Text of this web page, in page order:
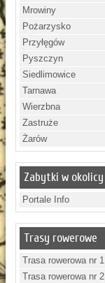
Mrowiny
Pożarzysko
Przyłęgów
Pyszczyn
Siedlimowice
Tarnawa
Wierzbna
Zastruże
Żarów
Zabytki w okolicy
Portale Info
Trasy rowerowe
Trasa rowerowa nr 1
Trasa rowerowa nr 2